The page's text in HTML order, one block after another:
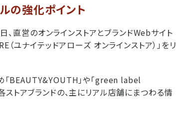
の強化ポイント
直営のオンラインストアとブランドWebサイト
ユナイテッドアローズ オンラインストア）」をリ
「BEAUTY&YOUTH」や「green label
トアブランドの、主にリアル店舗にまつわる情